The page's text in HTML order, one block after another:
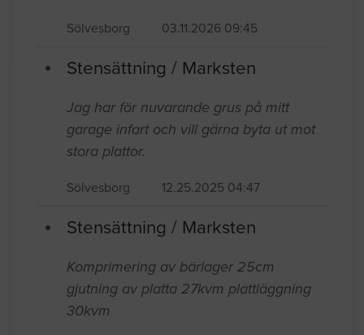
Sölvesborg 03.11.2026 09:45
Stensättning / Marksten
Jag har för nuvarande grus på mitt
garage infart och vill gärna byta ut mot
stora plattor.
Sölvesborg 12.25.2025 04:47
Stensättning / Marksten
Komprimering av bärlager 25cm
gjutning av platta 27kvm plattläggning
30kvm